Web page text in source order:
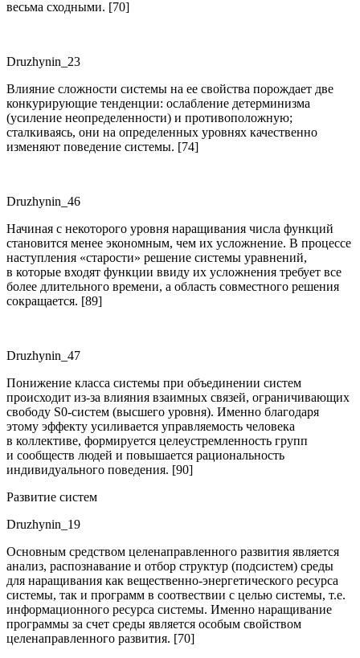
весьма сходными. [70]
Druzhynin_23
Влияние сложности системы на ее свойства порождает две
конкурирующие тенденции: ослабление детерминизма
(усиление неопределенности) и противоположную;
сталкиваясь, они на определенных уровнях качественно
изменяют поведение системы. [74]
Druzhynin_46
Начиная с некоторого уровня наращивания числа функций
становится менее экономным, чем их усложнение. В процессе
наступления «старости» решение системы уравнений,
в которые входят функции ввиду их усложнения требует все
более длительного времени, а область совместного решения
сокращается. [89]
Druzhynin_47
Понижение класса системы при объединении систем
происходит из-за влияния взаимных связей, ограничивающих
свободу S0-систем (высшего уровня). Именно благодаря
этому эффекту усиливается управляемость человека
в коллективе, формируется целеустремленность групп
и сообществ людей и повышается рациональность
индивидуального поведения. [90]
Развитие систем
Druzhynin_19
Основным средством целенаправленного развития является
анализ, распознавание и отбор структур (подсистем) среды
для наращивания как вещественно-энергетического ресурса
системы, так и программ в соотвествии с целью системы, т.е.
информационного ресурса системы. Именно наращивание
программы за счет среды является особым свойством
целенаправленного развития. [70]